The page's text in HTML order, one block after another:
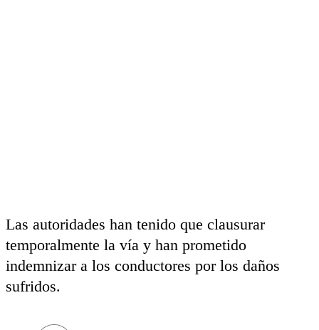
Las autoridades han tenido que clausurar
temporalmente la vía y han prometido
indemnizar a los conductores por los daños
sufridos.